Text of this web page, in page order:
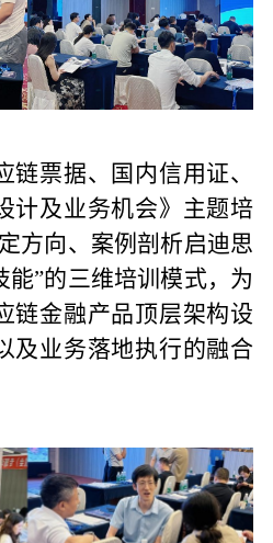
链票据、国内信用证、
计及业务机会》主题培
方向、案例剖析启迪思
”的三维培训模式，为
链金融产品顶层架构设
及业务落地执行的融合